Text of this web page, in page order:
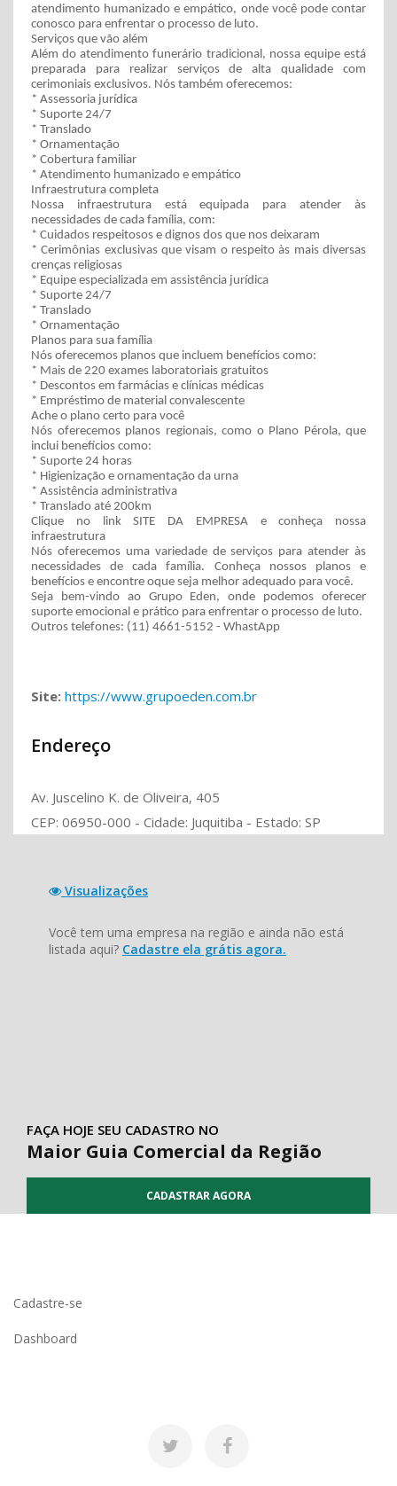
atendimento humanizado e empático, onde você pode contar
conosco para enfrentar o processo de luto.
Serviços que vão além
Além do atendimento funerário tradicional, nossa equipe está
preparada para realizar serviços de alta qualidade com
cerimoniais exclusivos. Nós também oferecemos:
* Assessoria jurídica
* Suporte 24/7
* Translado
* Ornamentação
* Cobertura familiar
* Atendimento humanizado e empático
Infraestrutura completa
Nossa infraestrutura está equipada para atender às
necessidades de cada família, com:
* Cuidados respeitosos e dignos dos que nos deixaram
* Cerimônias exclusivas que visam o respeito às mais diversas
crenças religiosas
* Equipe especializada em assistência jurídica
* Suporte 24/7
* Translado
* Ornamentação
Planos para sua família
Nós oferecemos planos que incluem benefícios como:
* Mais de 220 exames laboratoriais gratuitos
* Descontos em farmácias e clínicas médicas
* Empréstimo de material convalescente
Ache o plano certo para você
Nós oferecemos planos regionais, como o Plano Pérola, que
inclui benefícios como:
* Suporte 24 horas
* Higienização e ornamentação da urna
* Assistência administrativa
* Translado até 200km
Clique no link SITE DA EMPRESA e conheça nossa
infraestrutura
Nós oferecemos uma variedade de serviços para atender às
necessidades de cada família. Conheça nossos planos e
benefícios e encontre oque seja melhor adequado para você.
Seja bem-vindo ao Grupo Eden, onde podemos oferecer
suporte emocional e prático para enfrentar o processo de luto.
Outros telefones: (11) 4661-5152 - WhastApp
Site: https://www.grupoeden.com.br
Endereço
Av. Juscelino K. de Oliveira, 405
CEP: 06950-000 - Cidade: Juquitiba - Estado: SP
Visualizações
Você tem uma empresa na região e ainda não está
listada aqui? Cadastre ela grátis agora.
FAÇA HOJE SEU CADASTRO NO
Maior Guia Comercial da Região
CADASTRAR AGORA
Cadastre-se
Dashboard